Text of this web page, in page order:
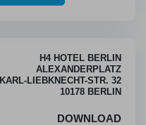
H4 HOTEL BERLIN
ALEXANDERPLATZ
KARL-LIEBKNECHT-STR. 32
10178 BERLIN
DOWNLOAD